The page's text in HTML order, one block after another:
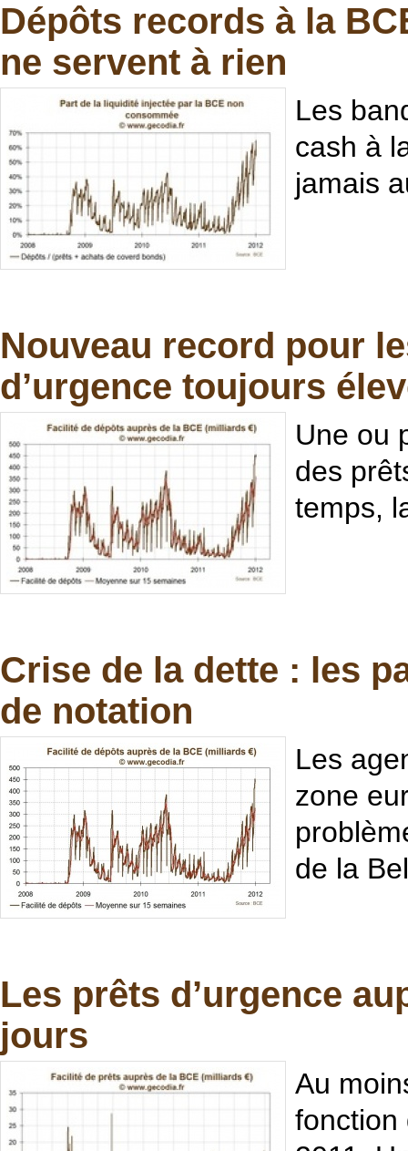
Dépôts records à la
ne servent à rien
Les
cash à
jamais
Nouveau record pour
d’urgence toujours
Une ou
des
temps,
Crise de la dette : les
de notation
Les
zone
de la
Les prêts d’urgence
jours
Au
fonction